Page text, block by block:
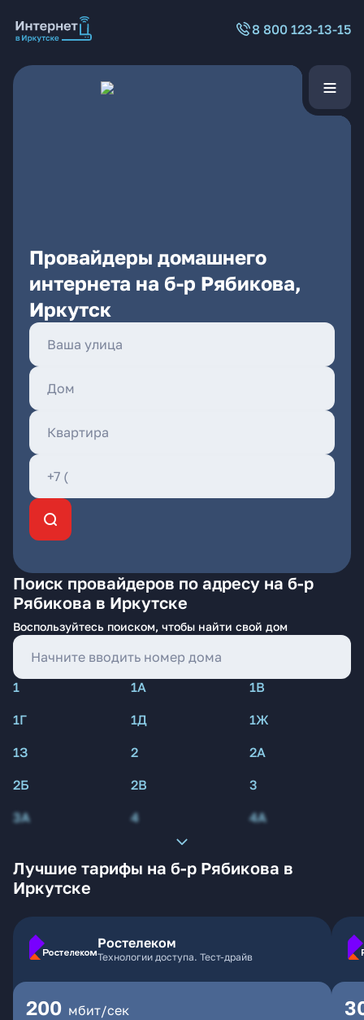
8 800 123-13-15
Провайдеры домашнего
интернета на б-р Рябикова,
Иркутск
Поиск провайдеров по адресу на б-р
Рябикова в Иркутске
Воспользуйтесь поиском, чтобы найти свой дом
1 1А
1В
1Г
1Д
1Ж
1З
2
2А
2Б
2В
3
3А
4 4А
Лучшие тарифы на б-р Рябикова в
Иркутске
Ростелеком
Технологии доступа. Тест-драйв
200 мбит/сек